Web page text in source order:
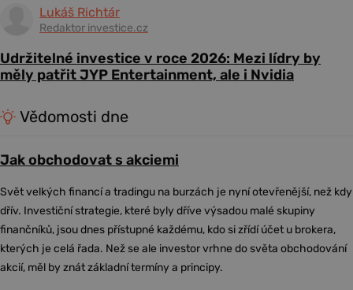
Lukáš Richtár
Redaktor investice.cz
Udržitelné investice v roce 2026: Mezi lídry by
měly patřit JYP Entertainment, ale i Nvidia
Vědomosti dne
Jak obchodovat s akciemi
Svět velkých financí a tradingu na burzách je nyní otevřenější, než kdy
dřív. Investiční strategie, které byly dříve výsadou malé skupiny
finančníků, jsou dnes přístupné každému, kdo si zřídí účet u brokera,
kterých je celá řada. Než se ale investor vrhne do světa obchodování
akcií, měl by znát základní termíny a principy.